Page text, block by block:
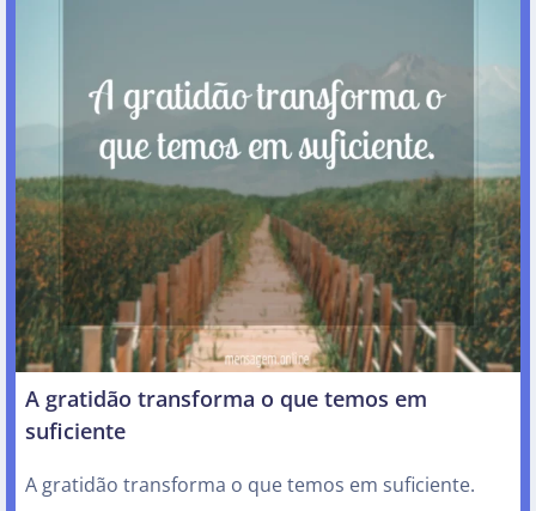
A gratidão transforma o que temos em
suficiente
A gratidão transforma o que temos em suficiente.